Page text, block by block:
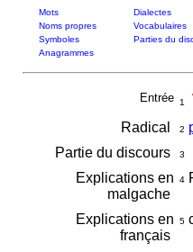
Mots Dialectes
Noms propres
Vocabulaires
Symboles
Parties du
Anagrammes
Entrée 1
Radical 2
Partie du discours
3
Explications en
malgache
4
Explications en
français
5